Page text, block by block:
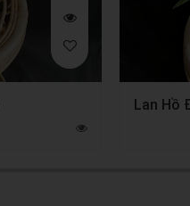
Lan Hồ